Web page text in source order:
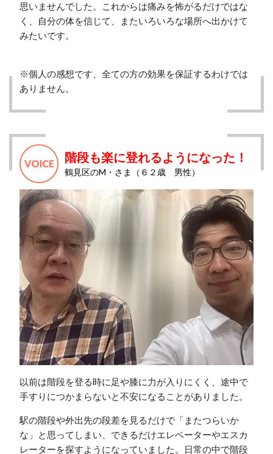
思いませんでした。これからは痛みを怖がるだけではな
く、自分の体を信じて、またいろいろな場所へ出かけて
みたいです。
※個人の感想です、全ての方の効果を保証するわけでは
ありません。
階段も楽に登れるようになった！
鶴見区のM・さま（６２歳 男性）
以前は階段を登る時に足や膝に力が入りにくく、途中で
手すりにつかまらないと不安になることがありました。
駅の階段や外出先の段差を見るだけで「またつらいか
な」と思ってしまい、できるだけエレベーターやエスカ
レーターを探すようになっていました。日常の中で階段